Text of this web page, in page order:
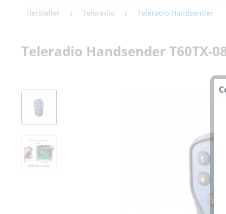
Hersteller Teleradio Teleradio Handsender
Teleradio Handsender T60TX-